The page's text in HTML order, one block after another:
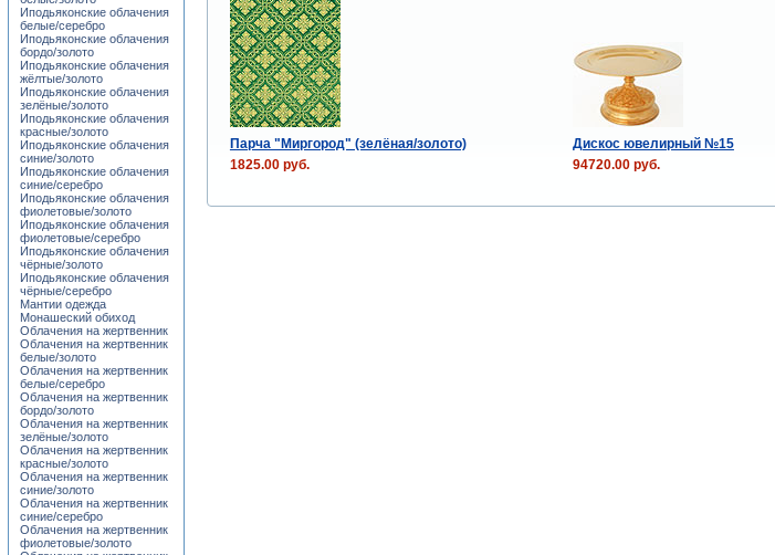
Парча "Миргород" (зелёная/золото) Дискос ювелирный №15
1825.00 руб.
94720.00 руб.
Иподьяконские облачения
белые/серебро
Иподьяконские облачения
бордо/золото
Иподьяконские облачения
жёлтые/золото
Иподьяконские облачения
зелёные/золото
Иподьяконские облачения
красные/золото
Иподьяконские облачения
синие/золото
Иподьяконские облачения
синие/серебро
Иподьяконские облачения
фиолетовые/золото
Иподьяконские облачения
фиолетовые/серебро
Иподьяконские облачения
чёрные/золото
Иподьяконские облачения
чёрные/серебро
Мантии одежда
Монашеский обиход
Облачения на жертвенник
Облачения на жертвенник
белые/золото
Облачения на жертвенник
белые/серебро
Облачения на жертвенник
бордо/золото
Облачения на жертвенник
зелёные/золото
Облачения на жертвенник
красные/золото
Облачения на жертвенник
синие/золото
Облачения на жертвенник
синие/серебро
Облачения на жертвенник
фиолетовые/золото